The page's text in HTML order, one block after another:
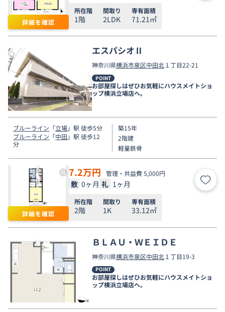
詳細を確認
所在階
1階
間取り
2LDK
専有面積
71.21㎡
エスパシオⅡ
神奈川県横浜市泉区中田北１丁目22-21
POINT
お部屋探しはぜひお気軽にハウスメイトショ
ップ横浜立場店へ。
ブルーライン 「立場」駅 徒歩5分
ブルーライン 「中田 」駅 徒歩12
分
築15年
2階建
軽量鉄骨
詳細を確認
7.2万円 管理・共益費 5,000円
敷 0ヶ月 礼 1ヶ月 お気
所在階
2階
間取り
1K
専有面積
33.12㎡
ＢＬＡＵ・ＷＥＩＤＥ
神奈川県横浜市泉区中田北１丁目19-3
POINT
お部屋探しはぜひお気軽にハウスメイトショ
ップ横浜立場店へ。